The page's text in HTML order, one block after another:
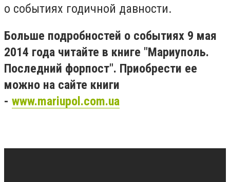
о событиях годичной давности.
Больше подробностей о событиях 9 мая
2014 года читайте в книге "Мариуполь.
Последний форпост". Приобрести ее
можно на сайте книги
- www.mariupol.com.ua